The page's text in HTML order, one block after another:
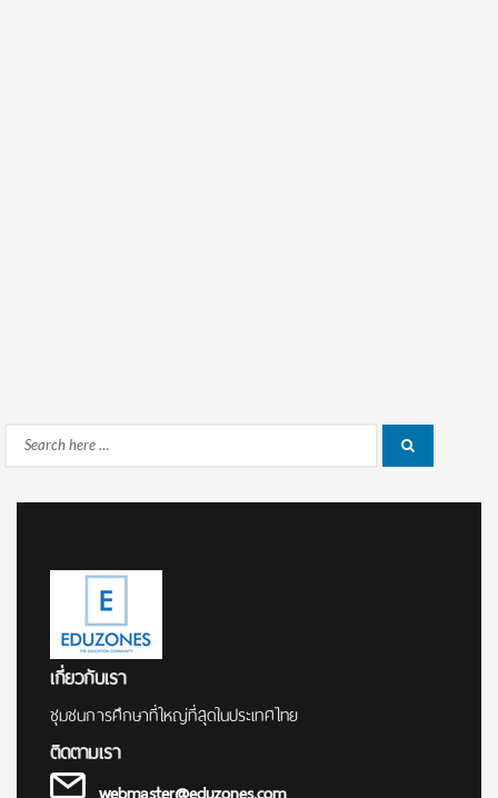
Search
เกี่ยวกับเรา
ชุมชนการศึกษาที่ใหญ่ที่สุดในประเทศไทย
ติดตามเรา